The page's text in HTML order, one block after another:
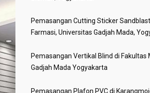
Pemasangan Cutting Sticker
Farmasi, Universitas Gadjah Mada,
Pemasangan Vertikal Blind di Fakultas
Gadjah Mada Yogyakarta
Pemasangan Plafon PVC di